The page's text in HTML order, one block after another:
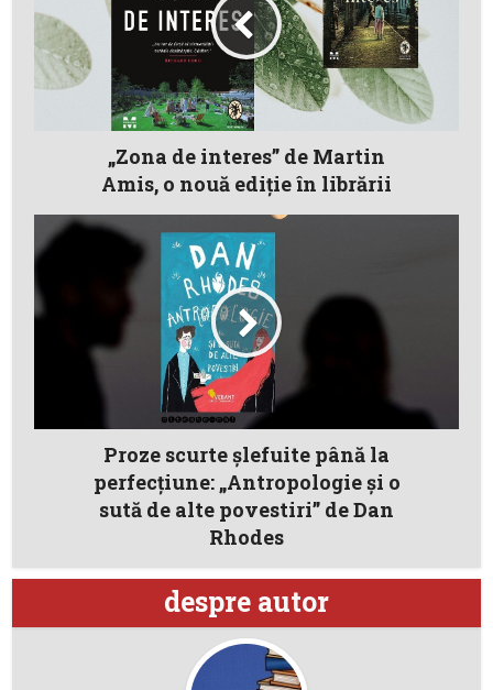
„Zona de interes” de Martin
Amis, o nouă ediţie în librării
Proze scurte şlefuite până la
perfecţiune: „Antropologie şi o
sută de alte povestiri” de Dan
Rhodes
despre autor